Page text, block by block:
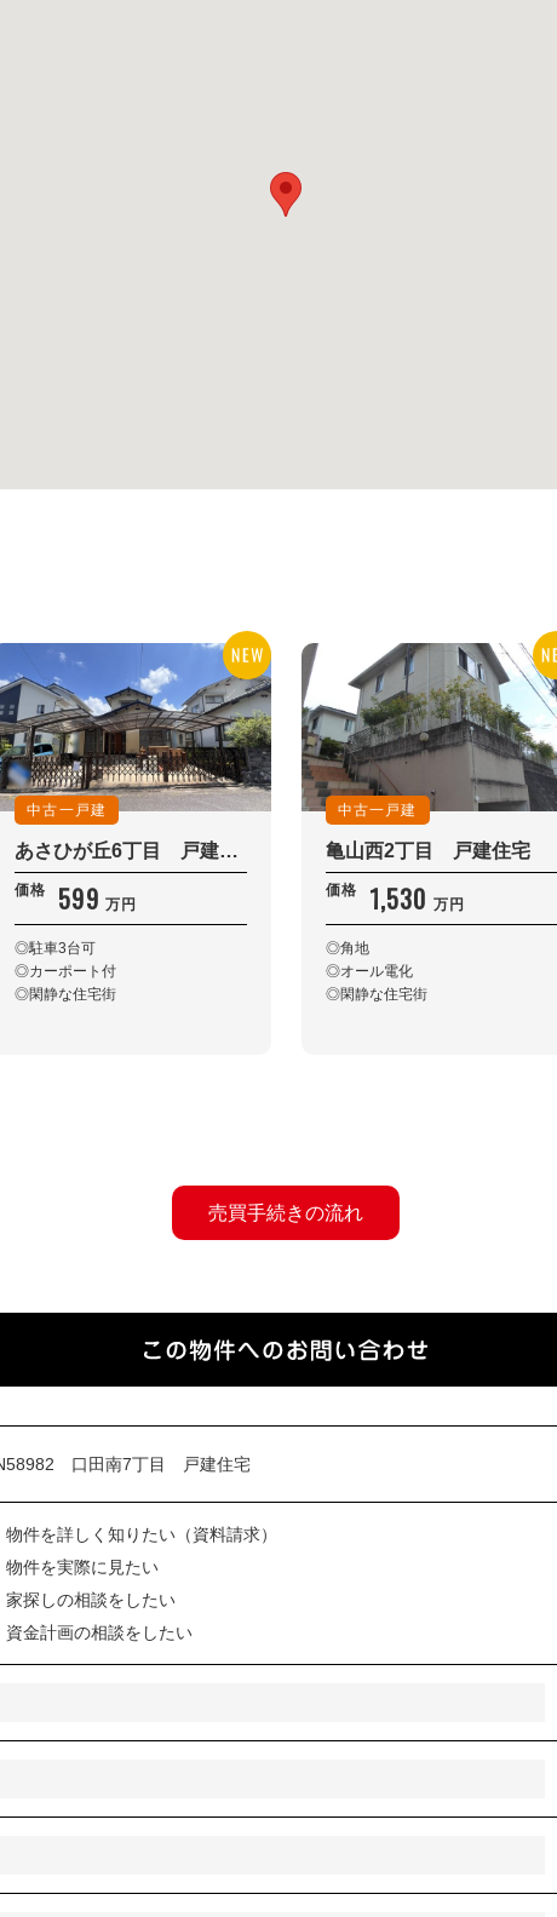
中古一戸建
あさひが丘6丁目 戸建住宅
価格 599 万円
◎駐車3台可
◎カーポート付
◎閑静な住宅街
中古一戸建
亀山西2丁目 戸建住宅
価格 1,530 万円
◎角地
◎オール電化
◎閑静な住宅街
売買手続きの流れ
物件を詳しく知りたい（資料請求）
物件を実際に見たい
家探しの相談をしたい
資金計画の相談をしたい